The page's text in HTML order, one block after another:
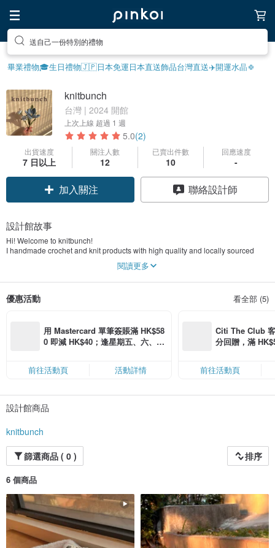
送自己一份特別的禮物
畢業禮物🎓生日禮物🇯🇵日本免運日本直送飾品台灣直送✈️開運水晶🍀
knitbunch
台灣 | 2024 開館
上次上線 超過 1 週
5.0(2)
出貨速度
7 日以上
關注人數
12
已賣出件數
10
回應速度
-
加入關注 聯絡設計師
設計館故事
Hi! Welcome to knitbunch!
I handmade crochet and knit products with high quality and locally sourced
yarn. Feel free to browse and enjoy your day!
閱讀更多
優惠活動 看全部 (5)
用 Mastercard 單筆簽賬滿 HK$58
0 即減 HK$40；逢星期五、六、日
限，額滿即止，僅限「常用信用
卡」結帳）
前往活動頁 活動詳情
Citi The Club
分回贈，滿
前往活動頁
設計館商品
knitbunch
篩選商品 ( 0 )
排序
6 個商品